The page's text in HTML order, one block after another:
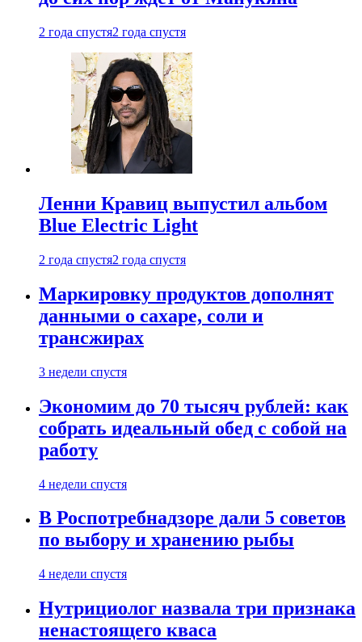
2 года спустя2 года спустя
Ленни Кравиц выпустил альбом
Blue Electric Light
2 года спустя2 года спустя
Маркировку продуктов дополнят
данными о сахаре, соли и
трансжирах
3 недели спустя
Экономим до 70 тысяч рублей: как
собрать идеальный обед с собой на
работу
4 недели спустя
В Роспотребнадзоре дали 5 советов
по выбору и хранению рыбы
4 недели спустя
Нутрициолог назвала три признака
ненастоящего кваса